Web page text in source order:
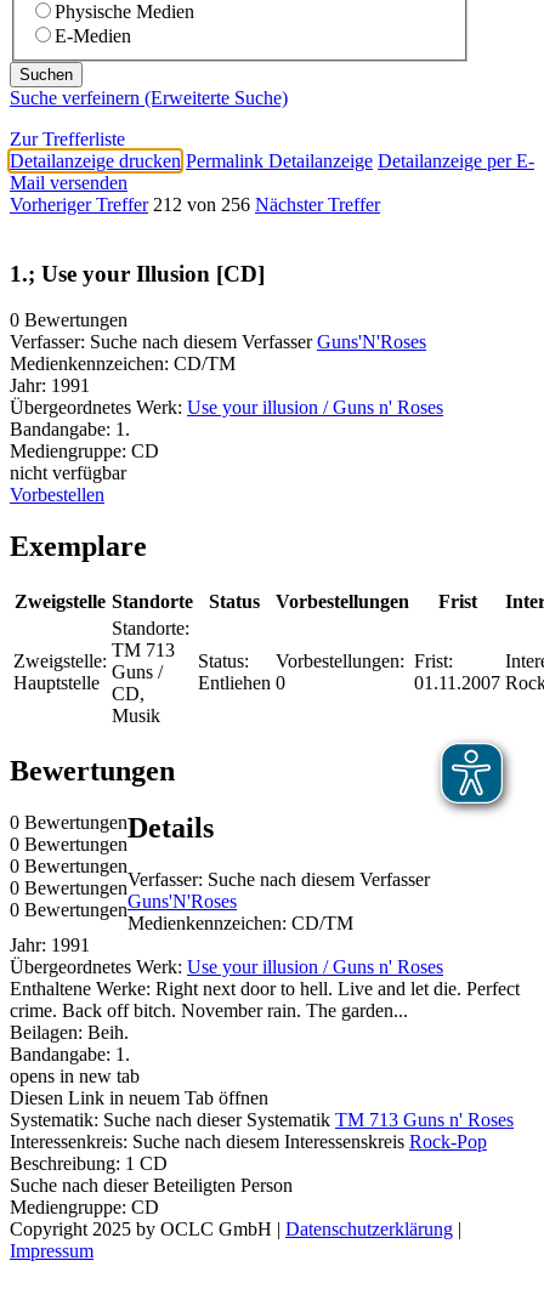
Physische Medien
E-Medien
Suche verfeinern (Erweiterte Suche)
Zur Trefferliste
Detailanzeige drucken Permalink Detailanzeige Detailanzeige per E-
Mail versenden
Vorheriger Treffer 212 von 256 Nächster Treffer
1.; Use your Illusion [CD]
0 Bewertungen
Verfasser: Suche nach diesem Verfasser Guns'N'Roses
Medienkennzeichen: CD/TM
Jahr: 1991
Übergeordnetes Werk: Use your illusion / Guns n' Roses
Bandangabe: 1.
Mediengruppe: CD
nicht verfügbar
Vorbestellen
Exemplare
Zweigstelle Standorte Status Vorbestellungen Frist
Zweigstelle:
Hauptstelle
Standorte:
TM 713
Guns /
CD,
Musik
Status:
Entliehen
Vorbestellungen:
0
Frist:
01.11.2007
Bewertungen
0 Bewertungen
0 Bewertungen
0 Bewertungen
0 Bewertungen
0 Bewertungen
Details
Verfasser: Suche nach diesem Verfasser
Guns'N'Roses
Medienkennzeichen: CD/TM
Jahr: 1991
Übergeordnetes Werk: Use your illusion / Guns n' Roses
Enthaltene Werke: Right next door to hell. Live and let die. Perfect
crime. Back off bitch. November rain. The garden...
Beilagen: Beih.
Bandangabe: 1.
opens in new tab
Diesen Link in neuem Tab öffnen
Systematik: Suche nach dieser Systematik TM 713 Guns n' Roses
Interessenkreis: Suche nach diesem Interessenskreis Rock-Pop
Beschreibung: 1 CD
Suche nach dieser Beteiligten Person
Mediengruppe: CD
Copyright 2025 by OCLC GmbH | Datenschutzerklärung |
Impressum